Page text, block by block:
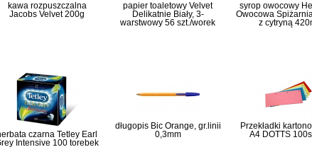
kawa rozpuszczalna
Jacobs Velvet 200g
papier toaletowy Velvet
Delikatnie Biały, 3-
warstwowy 56 szt./worek
syrop owocowy
Owocowa
z cytryną
czarna Tetley Earl
Intensive 100 torebek
długopis Bic Orange, gr.linii
0,3mm
Przekładki
A4 DOTTS